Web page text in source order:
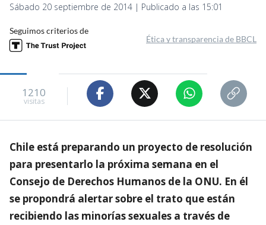
Sábado 20 septiembre de 2014 | Publicado a las 15:01
Seguimos criterios de
Ética y transparencia de BBCL
1210
visitas
Chile está preparando un proyecto de resolución
para presentarlo la próxima semana en el
Consejo de Derechos Humanos de la ONU. En él
se propondrá alertar sobre el trato que están
recibiendo las minorías sexuales a través de